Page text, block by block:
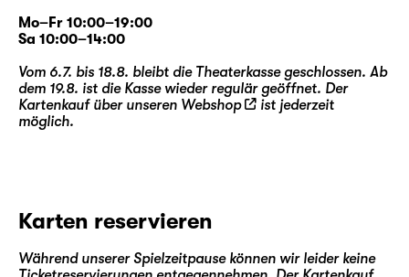
Mo–Fr 10:00–19:00
Sa 10:00–14:00
Vom 6.7. bis 18.8. bleibt die Theaterkasse geschlossen. Ab
dem 19.8. ist die Kasse wieder regulär geöffnet. Der
Kartenkauf über unseren Webshop
ist jederzeit
möglich.
Karten reservieren
Während unserer Spielzeitpause können wir leider keine